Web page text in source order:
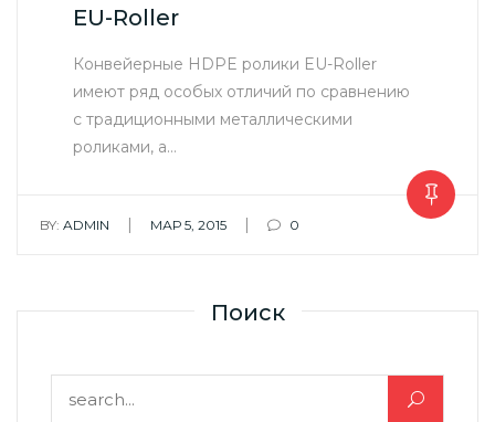
EU-Roller
Конвейерные HDPE ролики EU-Roller
имеют ряд особых отличий по сравнению
с традиционными металлическими
роликами, а…
BY: ADMIN | МАР 5, 2015 | 0
Поиск